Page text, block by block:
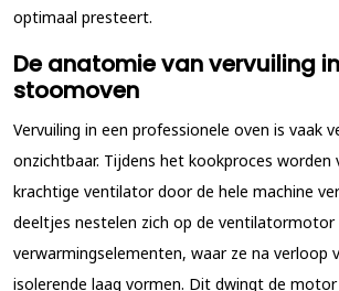
optimaal presteert.
De anatomie van vervuiling
stoomoven
Vervuiling in een professionele oven is vaak
onzichtbaar. Tijdens het kookproces
krachtige ventilator door de hele machine
deeltjes nestelen zich op de ventilatormotor
verwarmingselementen, waar ze na verloop
isolerende laag vormen. Dit dwingt de